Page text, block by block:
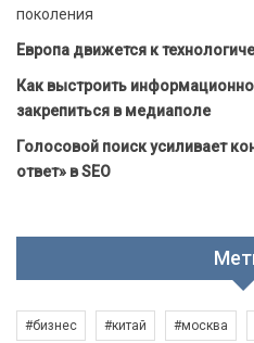
поколения
Европа движется к
Как выстроить
закрепиться в медиаполе
Голосовой поиск усиливает
ответ» в SEO
#бизнес #китай #москва